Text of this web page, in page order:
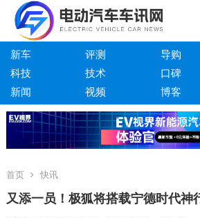
新车 评测 导购
科技
技术 口碑
新闻
视频 博客
首页 快讯
又添一员！极狐将搭载宁德时代神